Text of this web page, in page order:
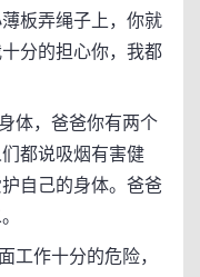
板弄绳子上，你就
分的担心你，我都
体，爸爸你有两个
都说吸烟有害健
自己的身体。爸爸
作十分的危险，